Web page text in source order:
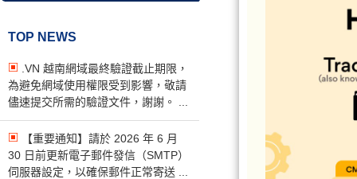
TOP NEWS
.VN 越南網域最終驗證截止期限，
為避免網域使用權限受到影響，敬請
儘速提交所需的驗證文件，謝謝。 ...
【重要通知】請於 2026 年 6 月
30 日前更新電子郵件發信（SMTP）
伺服器設定，以確保郵件正常寄送 ...